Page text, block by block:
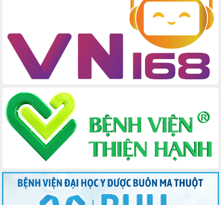
động viên người dân chịu ảnh hưởng nặng từ bão
số 13
Chủ tịch UBND tỉnh kiểm tra công tác phòng,
chống bão số 13 tại các địa bàn xung yếu
Tập trung đẩy nhanh giải ngân nguồn vốn các
Xã Ea H'leo giữ vững và nâng cao chất lượng các
tiêu chí nông thôn mới
Công bố quyết định của Ban Thường vụ Tỉnh ủy về
công tác cán bộ
Nâng cao trách nhiệm người đứng đầu, phát huy
tinh thần chủ động, sáng tạo để đảm bảo tiến độ
giải ngân vốn đầu tư công năm 2025
Sở Công Thương đột phá số hóa 100% thủ tục trực
tuyến lấy sự hài lòng của doanh nghiệp làm thước